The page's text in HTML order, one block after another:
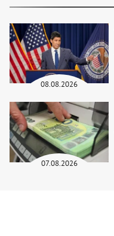
08.08.2026
07.08.2026